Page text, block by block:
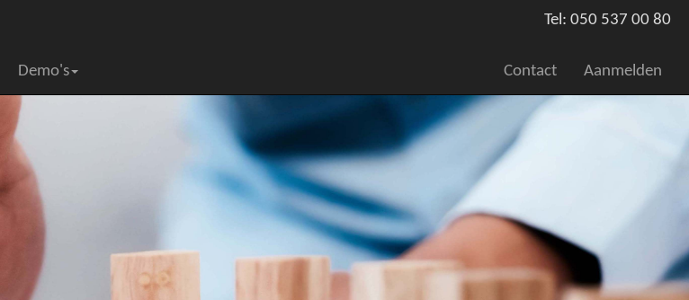
Tel: 050 537 00 80
Demo's Contact Aanmelden